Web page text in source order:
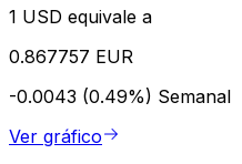
1 USD equivale a
0.867757 EUR
-0.0043 (0.49%) Semanal
Ver gráfico